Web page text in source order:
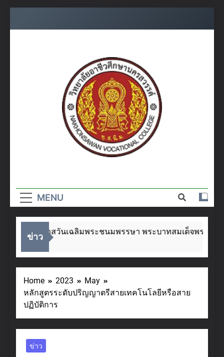
อาชีวศึกษา
นครสวรรค์
MENU
ข่าว
นื่องในโอกาสวันเฉลิมพระชนมพรรษา พระบาทสมเด็จพระเจ้า
Home 2023
May
หลักสูตรระดับปริญญาตรีสายเทคโนโลยีหรือสาย
ปฏิบัติการ
ข่าว